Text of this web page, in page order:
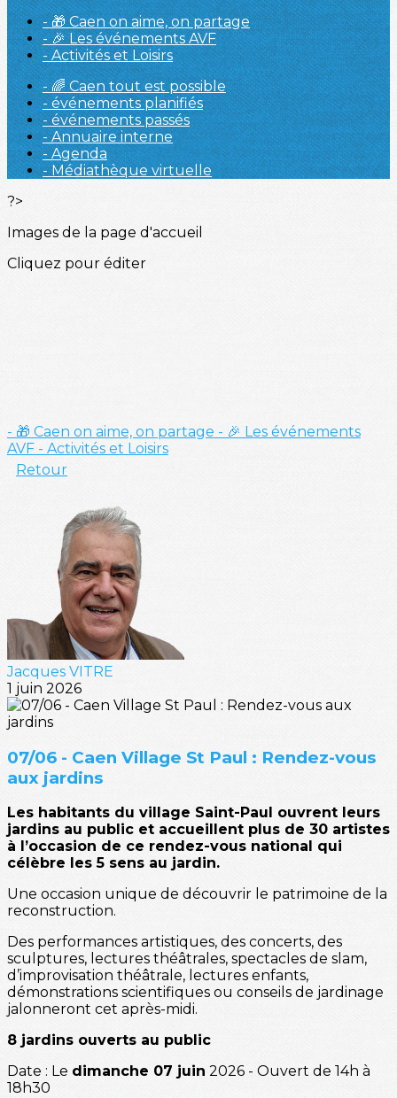
- 🎁 Caen on aime, on partage
- 🎉 Les événements AVF
- Activités et Loisirs
- 🌈 Caen tout est possible
- événements planifiés
- événements passés
- Annuaire interne
- Agenda
- Médiathèque virtuelle
?>
Images de la page d'accueil
Cliquez pour éditer
- 🎁 Caen on aime, on partage - 🎉 Les événements
AVF - Activités et Loisirs
Retour
Jacques VITRE
1 juin 2026
07/06 - Caen Village St Paul : Rendez-vous
aux jardins
Les habitants du village Saint-Paul ouvrent leurs
jardins au public et accueillent plus de 30 artistes
à l’occasion de ce rendez-vous national qui
célèbre les 5 sens au jardin.
Une occasion unique de découvrir le patrimoine de la
reconstruction.
Des performances artistiques, des concerts, des
sculptures, lectures théâtrales, spectacles de slam,
d’improvisation théâtrale, lectures enfants,
démonstrations scientifiques ou conseils de jardinage
jalonneront cet après-midi.
8 jardins ouverts au public
Date : Le dimanche 07 juin 2026 - Ouvert de 14h à
18h30